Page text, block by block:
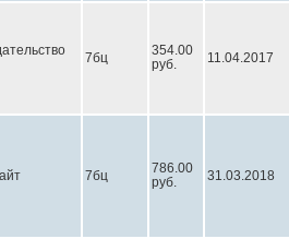
7бц
354.00
руб.
11.04.2017
7бц
786.00
руб.
31.03.2018